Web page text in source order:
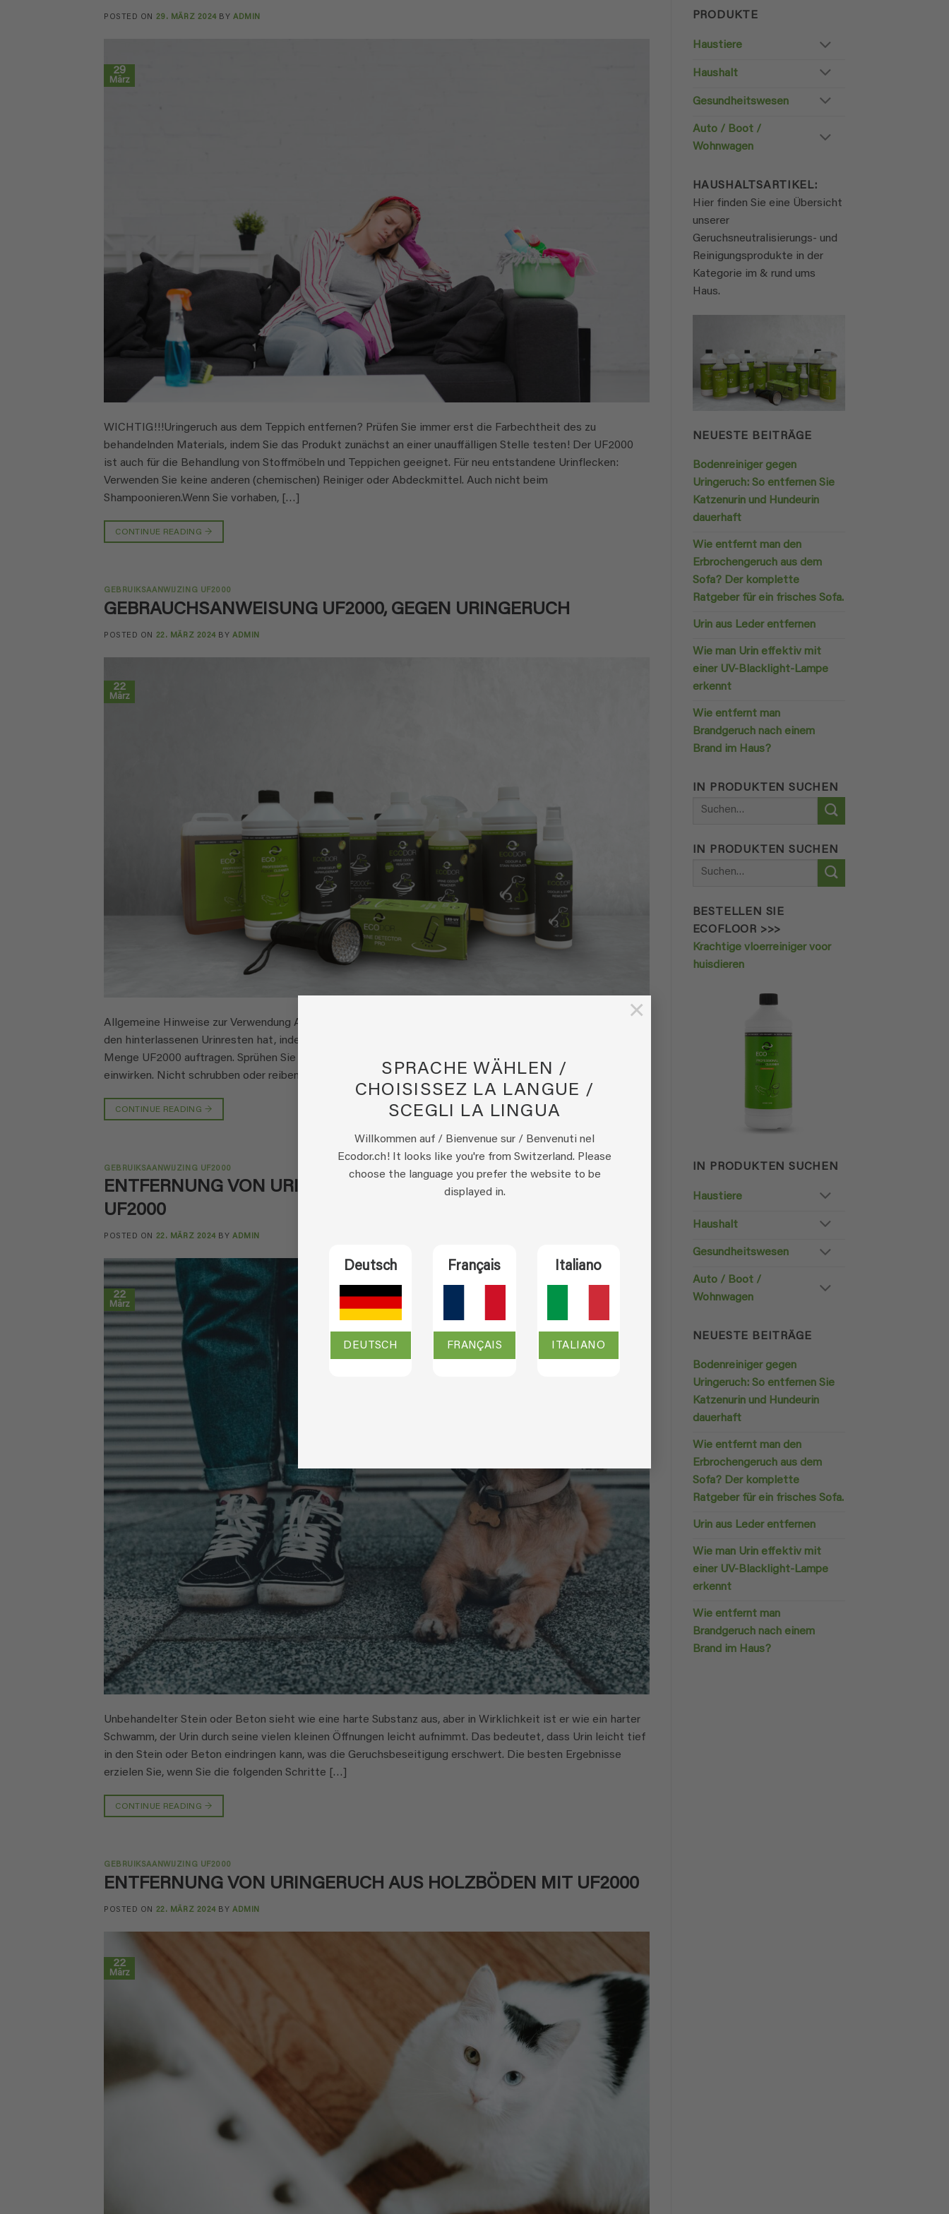
SPRACHE WÄHLEN /
CHOISISSEZ LA LANGUE /
SCEGLI LA LINGUA
Willkommen auf / Bienvenue sur / Benvenuti nel
Ecodor.ch! It looks like you're from Switzerland. Please
choose the language you prefer the website to be
displayed in.
Deutsch
DEUTSCH
Français
FRANÇAIS
Italiano
ITALIANO
×
POSTED ON 29. MÄRZ 2024 BYADMIN
29
März
WICHTIG!!!Uringeruch aus dem Teppich entfernen? Prüfen Sie immer erst die Farbechtheit des zu
behandelnden Materials, indem Sie das Produkt zunächst an einer unauffälligen Stelle testen! Der UF2000
ist auch für die Behandlung von Stoffmöbeln und Teppichen geeignet. Für neu entstandene Urinflecken:
Verwenden Sie keine anderen (chemischen) Reiniger oder Abdeckmittel. Auch nicht beim
Shampoonieren.Wenn Sie vorhaben, […]
CONTINUE READING →
GEBRUIKSAANWIJZING UF2000
GEBRAUCHSANWEISUNG UF2000, GEGEN URINGERUCH
POSTED ON 22. MÄRZ 2024 BYADMIN
22
März
Allgemeine Hinweise zur Verwendung Achten Sie immer darauf, dass das UF2000 ausreichend Kontakt mit
den hinterlassenen Urinresten hat, indem Sie es gut einwirken lassen und mindestens eine ausreichende
Menge UF2000 auftragen. Sprühen Sie direkt auf den Urinfleck und lassen Sie das UF2000 einige Zeit
einwirken. Nicht schrubben oder reiben. Wenn Sie die Stelle nicht genau […]
CONTINUE READING →
GEBRUIKSAANWIJZING UF2000
ENTFERNUNG VON URINGERUCH AUS STEIN ODER BETON MIT
UF2000
POSTED ON 22. MÄRZ 2024 BYADMIN
22
März
Unbehandelter Stein oder Beton sieht wie eine harte Substanz aus, aber in Wirklichkeit ist er wie ein harter
Schwamm, der Urin durch seine vielen kleinen Öffnungen leicht aufnimmt. Das bedeutet, dass Urin leicht tief
in den Stein oder Beton eindringen kann, was die Geruchsbeseitigung erschwert. Die besten Ergebnisse
erzielen Sie, wenn Sie die folgenden Schritte […]
CONTINUE READING →
GEBRUIKSAANWIJZING UF2000
ENTFERNUNG VON URINGERUCH AUS HOLZBÖDEN MIT UF2000
POSTED ON 22. MÄRZ 2024 BYADMIN
22
März
PRODUKTE
Haustiere
Haushalt
Gesundheitswesen
Auto / Boot /
Wohnwagen
HAUSHALTSARTIKEL:
Hier finden Sie eine Übersicht
unserer
Geruchsneutralisierungs- und
Reinigungsprodukte in der
Kategorie im & rund ums
Haus.
NEUESTE BEITRÄGE
Bodenreiniger gegen
Uringeruch: So entfernen Sie
Katzenurin und Hundeurin
dauerhaft
Wie entfernt man den
Erbrochengeruch aus dem
Sofa? Der komplette
Ratgeber für ein frisches Sofa.
Urin aus Leder entfernen
Wie man Urin effektiv mit
einer UV-Blacklight-Lampe
erkennt
Wie entfernt man
Brandgeruch nach einem
Brand im Haus?
IN PRODUKTEN SUCHEN
Suchen
IN PRODUKTEN SUCHEN
Suchen
BESTELLEN SIE
ECOFLOOR >>>
Krachtige vloerreiniger voor
huisdieren
IN PRODUKTEN SUCHEN
Haustiere
Haushalt
Gesundheitswesen
Auto / Boot /
Wohnwagen
NEUESTE BEITRÄGE
Bodenreiniger gegen
Uringeruch: So entfernen Sie
Katzenurin und Hundeurin
dauerhaft
Wie entfernt man den
Erbrochengeruch aus dem
Sofa? Der komplette
Ratgeber für ein frisches Sofa.
Urin aus Leder entfernen
Wie man Urin effektiv mit
einer UV-Blacklight-Lampe
erkennt
Wie entfernt man
Brandgeruch nach einem
Brand im Haus?